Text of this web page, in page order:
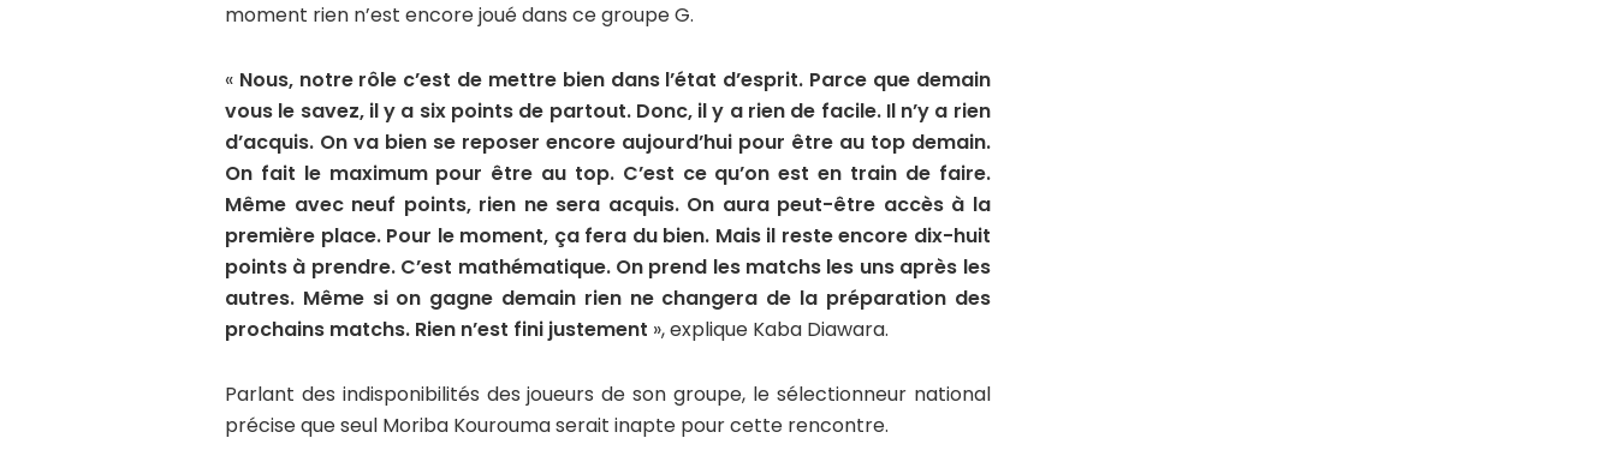
moment rien n’est encore joué dans ce groupe G.
« Nous, notre rôle c’est de mettre bien dans l’état d’esprit. Parce que demain
vous le savez, il y a six points de partout. Donc, il y a rien de facile. Il n’y a rien
d’acquis. On va bien se reposer encore aujourd’hui pour être au top demain.
On fait le maximum pour être au top. C’est ce qu’on est en train de faire.
Même avec neuf points, rien ne sera acquis. On aura peut-être accès à la
première place. Pour le moment, ça fera du bien. Mais il reste encore dix-huit
points à prendre. C’est mathématique. On prend les matchs les uns après les
autres. Même si on gagne demain rien ne changera de la préparation des
prochains matchs. Rien n’est fini justement », explique Kaba Diawara.
Parlant des indisponibilités des joueurs de son groupe, le sélectionneur national
précise que seul Moriba Kourouma serait inapte pour cette rencontre.